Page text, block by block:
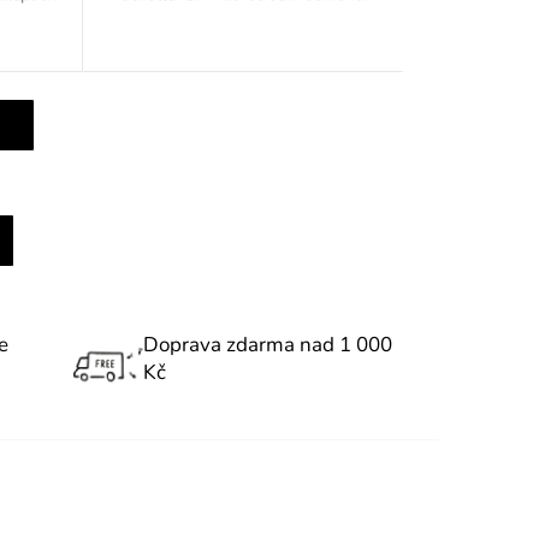
Doprava zdarma nad 1 000
Kč